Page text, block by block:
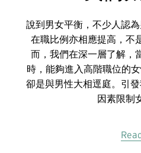
說到男女平衡，不少人認
在職比例亦相應提高，不
而，我們在深一層了解，
時，能夠進入高階職位的
卻是與男性大相逕庭。引
因素限制